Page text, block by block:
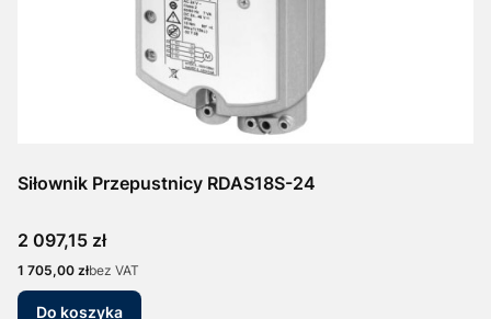
Siłownik Przepustnicy RDAS18S-24
Cena
2 097,15 zł
Cena
1 705,00 złbez VAT
Do koszyka